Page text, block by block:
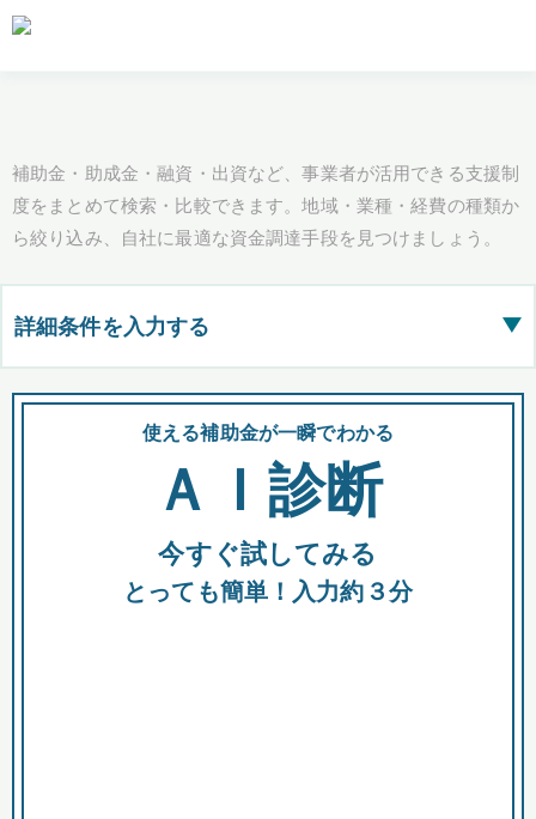
補助金・助成金・融資・出資など、事業者が活用できる支援制
度をまとめて検索・比較できます。地域・業種・経費の種類か
ら絞り込み、自社に最適な資金調達手段を見つけましょう。
詳細条件を入力する ▶
都道府県
全国の検索結果を含めて表示
助成金 融資 出資
使える補助金が一瞬でわかる
ＡＩ診断
今すぐ試してみる
とっても簡単！入力約３分